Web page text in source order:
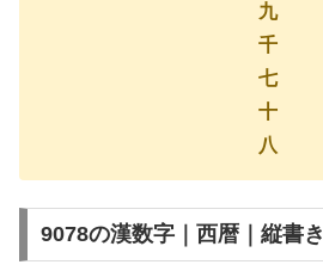
九
千
七
十
八
9078の漢数字｜西暦｜縦書き